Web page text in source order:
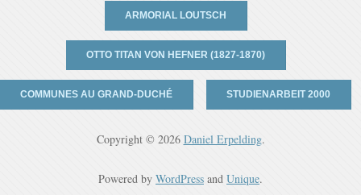
ARMORIAL LOUTSCH
OTTO TITAN VON HEFNER (1827-1870)
COMMUNES AU GRAND-DUCHÉ STUDIENARBEIT 2000
Copyright © 2026 Daniel Erpelding.
Powered by WordPress and Unique.